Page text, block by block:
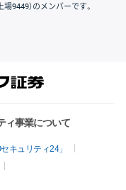
9449）のメンバーです。
ィ事業について
キュリティ24」